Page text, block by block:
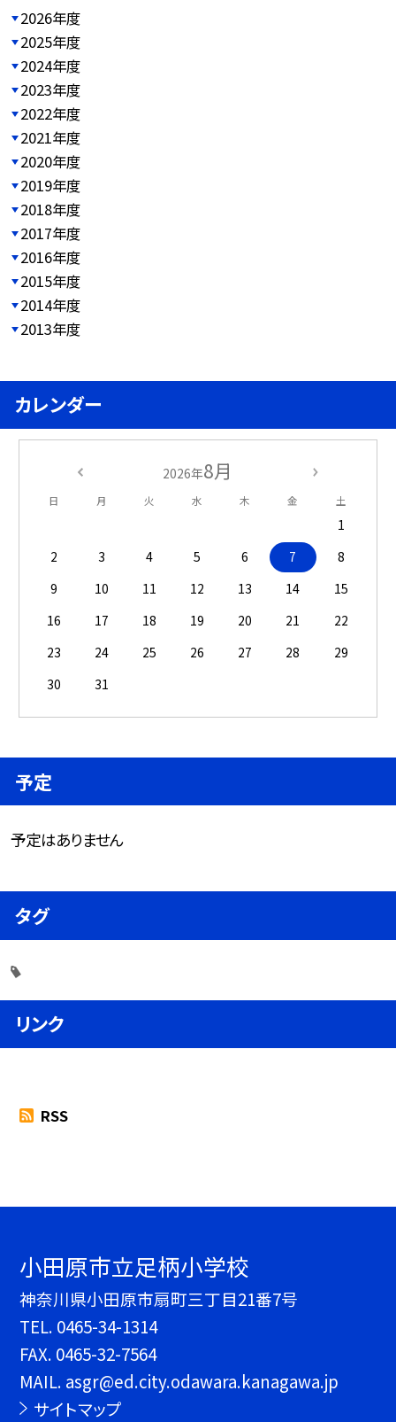
2026年度
2025年度
2024年度
2023年度
2022年度
2021年度
2020年度
2019年度
2018年度
2017年度
2016年度
2015年度
2014年度
2013年度
カレンダー
2026年8月
日 月 火 水 木 金 土
1
2
3 4 5 6 7
8
9
10 11 12 13 14
15
16
17 18 19 20 21
22
23
24 25 26 27 28
29
30
31
予定
予定はありません
タグ
リンク
RSS
小田原市立足柄小学校
神奈川県小田原市扇町三丁目21番7号
TEL. 0465-34-1314
FAX. 0465-32-7564
MAIL. asgr@ed.city.odawara.kanagawa.jp
サイトマップ